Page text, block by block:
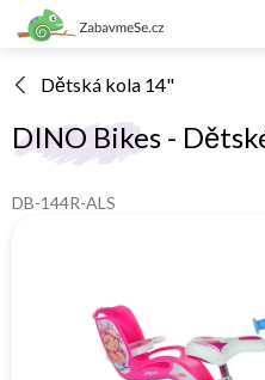
Přejít
na
Dětská kola 14"
DINO Bikes -
DB-144R-ALS